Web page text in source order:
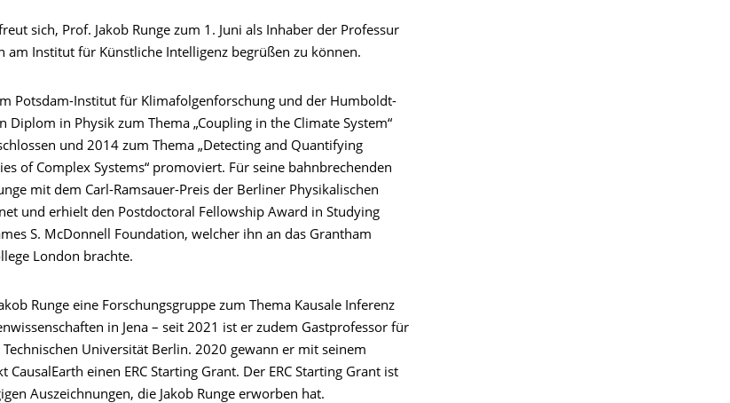
sich, Prof. Jakob Runge zum 1. Juni als Inhaber der Professur
am Institut für Künstliche Intelligenz begrüßen zu können.
Potsdam-Institut für Klimafolgenforschung und der Humboldt-
Diplom in Physik zum Thema „Coupling in the Climate System“
und 2014 zum Thema „Detecting and Quantifying
of Complex Systems“ promoviert. Für seine bahnbrechenden
mit dem Carl-Ramsauer-Preis der Berliner Physikalischen
und erhielt den Postdoctoral Fellowship Award in Studying
S. McDonnell Foundation, welcher ihn an das Grantham
London brachte.
Runge eine Forschungsgruppe zum Thema Kausale Inferenz
in Jena – seit 2021 ist er zudem Gastprofessor für
Universität Berlin. 2020 gewann er mit seinem
einen ERC Starting Grant. Der ERC Starting Grant ist
Auszeichnungen, die Jakob Runge erworben hat.